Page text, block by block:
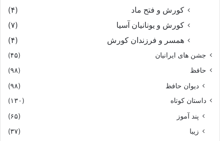
کورش و فتح ماد
(۴)
کورش و یونانیان آسیا
(۷)
همسر و فرزندان کورش
(۴)
جشن های ایرانیان
(۴۵)
حافظ
(۹۸)
دیوان حافظ (۹۸)
داستان کوتاه (۱۳۰)
پند آموز
(۶۵)
زیبا
(۳۷)